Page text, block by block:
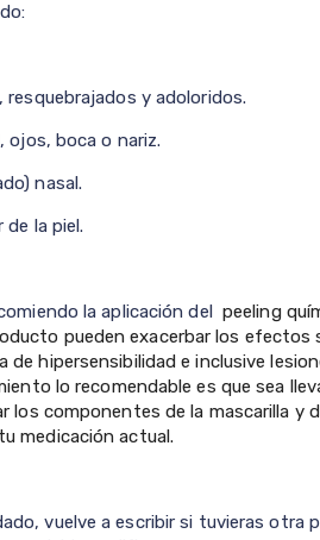
y adoloridos.
ojos, boca o nariz.
nasal.
de la piel.
la aplicación del
peeling
pueden exacerbar los efectos
de hipersensibilidad e inclusive
lo recomendable es que sea
los componentes de la mascarilla y
medicación actual.
vuelve a escribir si tuvieras otra